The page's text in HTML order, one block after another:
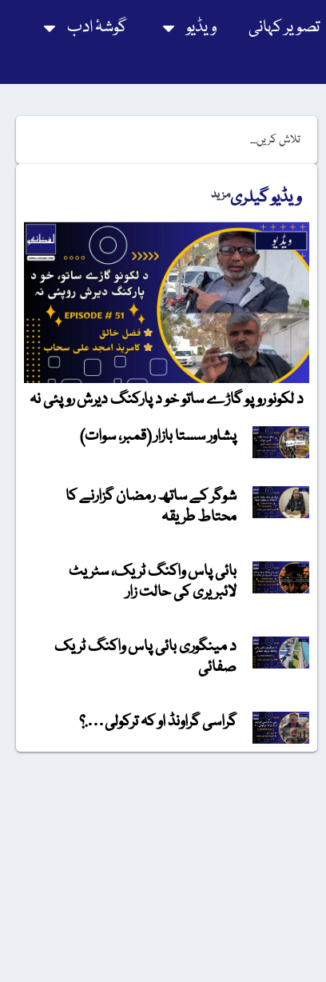
تصویر کہانی ویڈیو گوشۂ ادب
ویڈیو گیلریمزید
د لکونو روپو گاڑے ساتو خو د پارکنگ دیرش روپئی نہ
پشاور سستا بازار (قمبر، سوات)
شوگر کے ساتھ رمضان گزارنے کا
محتاط طریقہ
بائی پاس واکنگ ٹریک، سٹریٹ
لائبریری کی حالت زار
د مینگوری بائی پاس واکنگ ٹریک
صفائی
گراسی گراونڈ او کہ ترکولی….؟